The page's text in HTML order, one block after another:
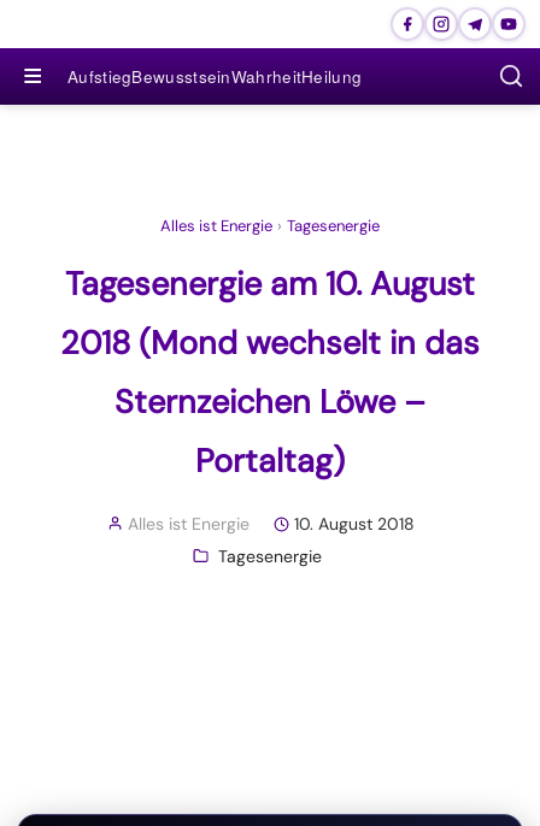
≡ AufstiegBewusstseinWahrheitHeilung
Alles ist Energie › Tagesenergie
Tagesenergie am 10. August
2018 (Mond wechselt in das
Sternzeichen Löwe –
Portaltag)
Alles ist Energie
10. August 2018
Tagesenergie